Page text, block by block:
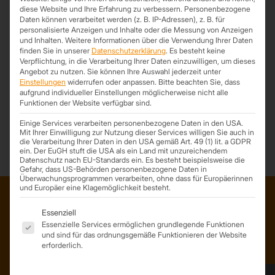
direkt über den Link.
TOP MAGAZIN AUSGABE 2 / 2024
*Trapezprofile Deutschland ist ein Geschäftsbereich der On Spot
Service GmbH
ADRESSE
Trapezprofile Deutschland
ist ein Geschäftsbereich der
diese Website und Ihre Erfahrung zu verbessern. Personenbezogene
Daten können verarbeitet werden (z. B. IP-Adressen), z. B. für
personalisierte Anzeigen und Inhalte oder die Messung von Anzeigen
und Inhalten. Weitere Informationen über die Verwendung Ihrer Daten
finden Sie in unserer Datenschutzerklärung. Es besteht keine
Verpflichtung, in die Verarbeitung Ihrer Daten einzuwilligen, um dieses
Angebot zu nutzen. Sie können Ihre Auswahl jederzeit unter
Einstellungen widerrufen oder anpassen. Bitte beachten Sie, dass
aufgrund individueller Einstellungen möglicherweise nicht alle
Funktionen der Website verfügbar sind.
Einige Services verarbeiten personenbezogene Daten in den USA.
Mit Ihrer Einwilligung zur Nutzung dieser Services willigen Sie auch in
die Verarbeitung Ihrer Daten in den USA gemäß Art. 49 (1) lit. a GDPR
ein. Der EuGH stuft die USA als ein Land mit unzureichendem
Datenschutz nach EU-Standards ein. Es besteht beispielsweise die
Gefahr, dass US-Behörden personenbezogene Daten in
Überwachungsprogrammen verarbeiten, ohne dass für Europäerinnen
und Europäer eine Klagemöglichkeit besteht.
Es folgt eine Liste der Service-Gruppen, für die eine
Essenziell
Essenzielle Services ermöglichen grundlegende Funktionen
und sind für das ordnungsgemäße Funktionieren der Website
erforderlich.